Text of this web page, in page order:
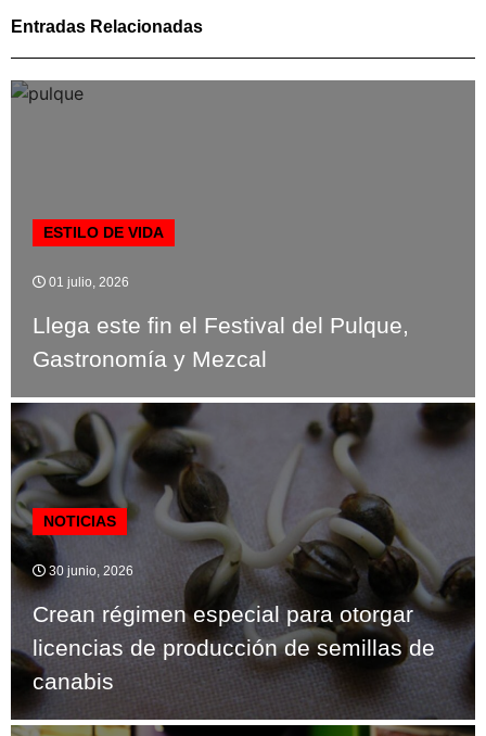
Entradas Relacionadas
ESTILO DE VIDA
01 julio, 2026
Llega este fin el Festival del Pulque,
Gastronomía y Mezcal
NOTICIAS
30 junio, 2026
Crean régimen especial para otorgar
licencias de producción de semillas de
canabis